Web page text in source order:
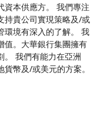
資本供應方。 我們專注
持貴公司實現策略及/或
環境有深入的了解。 我
值。大華銀行集團擁有
。 我們有能力在亞洲
幣及/或美元的方案。